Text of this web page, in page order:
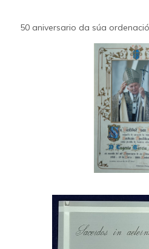
50 aniversario da súa